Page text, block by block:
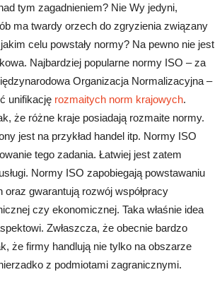
tym zagadnieniem? Nie Wy jedyni,
ma twardy orzech do zgryzienia związany
celu powstały normy? Na pewno nie jest
Najbardziej popularne normy ISO – za
Organizacja Normalizacyjna –
unifikację rozmaitych norm krajowych.
że różne kraje posiadają rozmaite normy.
jest na przykład handel itp. Normy ISO
tego zadania. Łatwiej jest zatem
Normy ISO zapobiegają powstawaniu
oraz gwarantują rozwój współpracy
czy ekonomicznej. Taka właśnie idea
Zwłaszcza, że obecnie bardzo
że firmy handlują nie tylko na obszarze
z podmiotami zagranicznymi.